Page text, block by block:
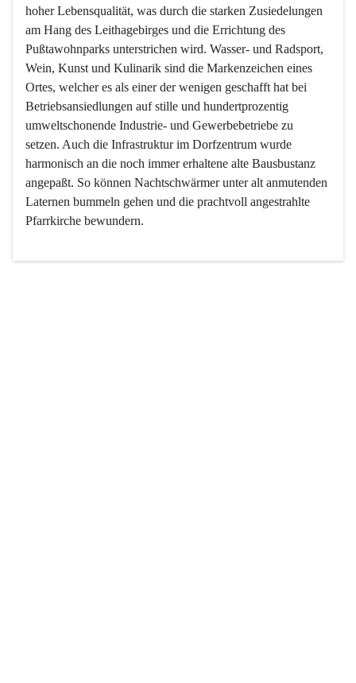
hoher Lebensqualität, was durch die starken Zusiedelungen
am Hang des Leithagebirges und die Errichtung des
Pußtawohnparks unterstrichen wird. Wasser- und Radsport,
Wein, Kunst und Kulinarik sind die Markenzeichen eines
Ortes, welcher es als einer der wenigen geschafft hat bei
Betriebsansiedlungen auf stille und hundertprozentig
umweltschonende Industrie- und Gewerbebetriebe zu
setzen. Auch die Infrastruktur im Dorfzentrum wurde
harmonisch an die noch immer erhaltene alte Bausbustanz
angepaßt. So können Nachtschwärmer unter alt anmutenden
Laternen bummeln gehen und die prachtvoll angestrahlte
Pfarrkirche bewundern.
Der Weinbau dominert heute nicht mehr, ist aber integrativer